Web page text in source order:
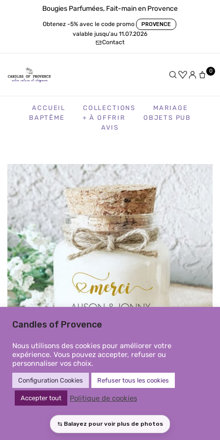
Bougies Parfumées, Fait-main en Provence
Obtenez -5% avec le code promo PROVENCE
valable jusqu'au 11.07.2026
Contact
0
ACCUEIL COLLECTIONS
MARIAGE
BAPTÊME
+ À OFFRIR
OBJETS PUB
AVIS
Mini Bougie personnalisée merci
doré mariage – Cadeaux invités
mariage
Candles of Provence
Nous utilisons des cookies pour améliorer votre
expérience. Vous pouvez accepter, refuser ou
personnaliser vos choix.
Configuration Cookies Refuser tous les cookies
Accepter tout Politique de cookies